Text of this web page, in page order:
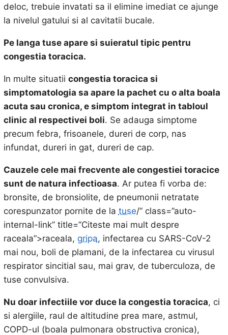
deloc, trebuie invatati sa il elimine imediat ce ajunge
la nivelul gatului si al cavitatii bucale.
Pe langa tuse apare si suieratul tipic pentru
congestia toracica.
In multe situatii congestia toracica si
simptomatologia sa apare la pachet cu o alta boala
acuta sau cronica, e simptom integrat in tabloul
clinic al respectivei boli. Se adauga simptome
precum febra, frisoanele, dureri de corp, nas
infundat, dureri in gat, dureri de cap.
Cauzele cele mai frecvente ale congestiei toracice
sunt de natura infectioasa. Ar putea fi vorba de:
bronsite, de bronsiolite, de pneumonii netratate
corespunzator pornite de la tuse/” class=”auto-
internal-link” title=”Citeste mai mult despre
raceala”>raceala, gripa, infectarea cu SARS-CoV-2
mai nou, boli de plamani, de la infectarea cu virusul
respirator sincitial sau, mai grav, de tuberculoza, de
tuse convulsiva.
Nu doar infectiile vor duce la congestia toracica, ci
si alergiile, raul de altitudine prea mare, astmul,
COPD-ul (boala pulmonara obstructiva cronica),